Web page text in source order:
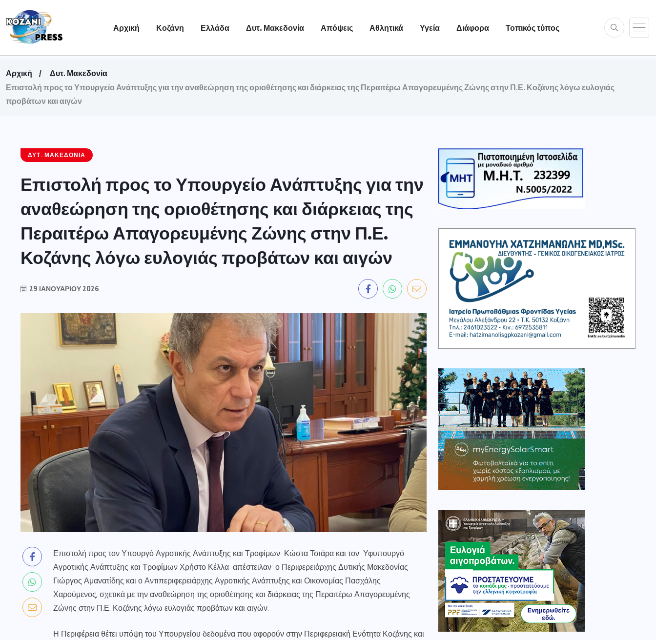
Αρχική Κοζάνη Ελλάδα Δυτ. Μακεδονία Απόψεις Αθλητικά Υγεία Διάφορα Τοπικός τύπος
Αρχική
Δυτ. Μακεδονία
Επιστολή προς το Υπουργείο Ανάπτυξης για την αναθεώρηση της οριοθέτησης και διάρκειας της Περαιτέρω Απαγορευμένης Ζώνης στην Π.Ε. Κοζάνης λόγω ευλογιάς
προβάτων και αιγών
ΔΥΤ. ΜΑΚΕΔΟΝΊΑ
Επιστολή προς το Υπουργείο Ανάπτυξης για την
αναθεώρηση της οριοθέτησης και διάρκειας της
Περαιτέρω Απαγορευμένης Ζώνης στην Π.Ε.
Κοζάνης λόγω ευλογιάς προβάτων και αιγών
29 ΙΑΝΟΥΑΡΊΟΥ 2026
Επιστολή προς τον Υπουργό Αγροτικής Ανάπτυξης και Τροφίμων Κώστα Τσιάρα και τον Υφυπουργό
Αγροτικής Ανάπτυξης και Τροφίμων Χρήστο Κέλλα απέστειλαν ο Περιφερειάρχης Δυτικής Μακεδονίας
Γιώργος Αμανατίδης και ο Αντιπεριφερειάρχης Αγροτικής Ανάπτυξης και Οικονομίας Πασχάλης
Χαρούμενος, σχετικά με την αναθεώρηση της οριοθέτησης και διάρκειας της Περαιτέρω Απαγορευμένης
Ζώνης στην Π.Ε. Κοζάνης λόγω ευλογιάς προβάτων και αιγών.
Η Περιφέρεια θέτει υπόψη του Υπουργείου δεδομένα που αφορούν στην Περιφερειακή Ενότητα Κοζάνης και